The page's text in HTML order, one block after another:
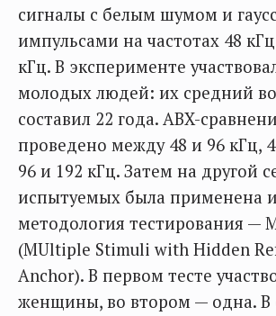
сигналы с белым шумом и
импульсами на частотах 48
кГц. В эксперименте
молодых людей: их средний
составил 22 года. ABX-
проведено между 48 и 96 кГц,
96 и 192 кГц. Затем на другой
испытуемых была применена
методология тестирования —
(MUltiple Stimuli with Hidden
Anchor). В первом тесте
женщины, во втором — одна. В